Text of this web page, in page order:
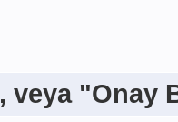
veya